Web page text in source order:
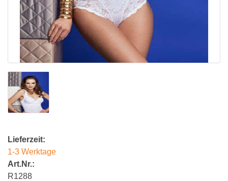
Lieferzeit:
1-3 Werktage
Art.Nr.:
R1288